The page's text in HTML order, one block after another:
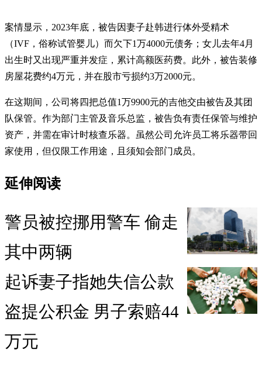
案情显示，2023年底，被告因妻子赴韩进行体外受精术
（IVF，俗称试管婴儿）而欠下1万4000元债务；女儿去年4月
出生时又出现严重并发症，累计高额医药费。此外，被告装修
房屋花费约4万元，并在股市亏损约3万2000元。
在这期间，公司将四把总值1万9900元的吉他交由被告及其团
队保管。作为部门主管及音乐总监，被告负有责任保管与维护
资产，并需在审计时核查乐器。虽然公司允许员工将乐器带回
家使用，但仅限工作用途，且须知会部门成员。
延伸阅读
警员被控挪用警车 偷走
其中两辆
起诉妻子指她失信公款
盗提公积金 男子索赔44
万元